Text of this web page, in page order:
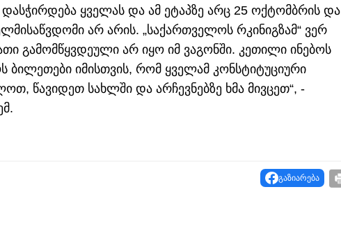
ყველას და ამ ეტაპზე არც 25 ოქტომბრის და
არ არის. „საქართველოს რკინიგზამ“ ვერ
გამომწყვდეული არ იყო იმ ვაგონში. კეთილი ინებოს
ბილეთები იმისთვის, რომ ყველამ კონსტიტუციური
წავიდეთ სახლში და არჩევნებზე ხმა მივცეთ“, -
გაზიარება